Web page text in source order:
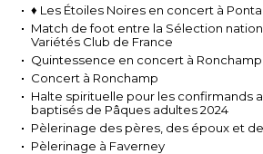
♦ Les Étoiles Noires en concert à
Match de foot entre la Sélection
Variétés Club de France
Quintessence en concert à Ronchamp
Concert à Ronchamp
Halte spirituelle pour les confirmands
baptisés de Pâques adultes 2024
Pèlerinage des pères, des époux et
Pèlerinage à Faverney